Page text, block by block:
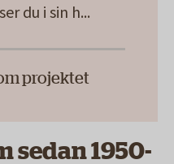
du i sin h...
projektet
sedan 1950-